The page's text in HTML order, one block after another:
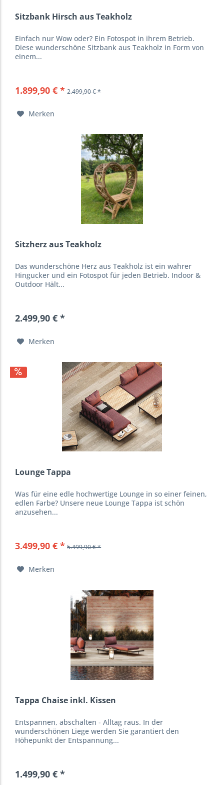
Sitzbank Hirsch aus Teakholz
Einfach nur Wow oder? Ein Fotospot in ihrem Betrieb.
Diese wunderschöne Sitzbank aus Teakholz in Form von
einem...
1.899,90 € * 2.499,90 € *
Merken
Sitzherz aus Teakholz
Das wunderschöne Herz aus Teakholz ist ein wahrer
Hingucker und ein Fotospot für jeden Betrieb. Indoor &
Outdoor Hält...
2.499,90 € *
Merken
Lounge Tappa
Was für eine edle hochwertige Lounge in so einer feinen,
edlen Farbe? Unsere neue Lounge Tappa ist schön
anzusehen...
3.499,90 € * 5.499,90 € *
Merken
Tappa Chaise inkl. Kissen
Entspannen, abschalten - Alltag raus. In der
wunderschönen Liege werden Sie garantiert den
Höhepunkt der Entspannung...
1.499,90 € *